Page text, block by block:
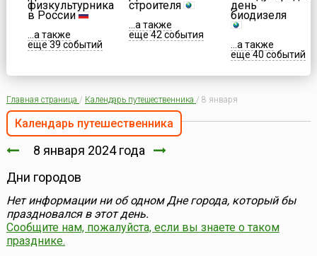
физкультурника
в России
...а также
еще 39 событий
строителя
...а также
еще 42 события
день
биодизеля
...а также
еще 40 событий
Главная страница / Календарь путешественника / 8 января
Календарь путешественника
8 января 2024 года
Дни городов
Нет информации ни об одном Дне города, который бы
праздновался в этот день.
Сообщите нам, пожалуйста, если вы знаете о таком
празднике.